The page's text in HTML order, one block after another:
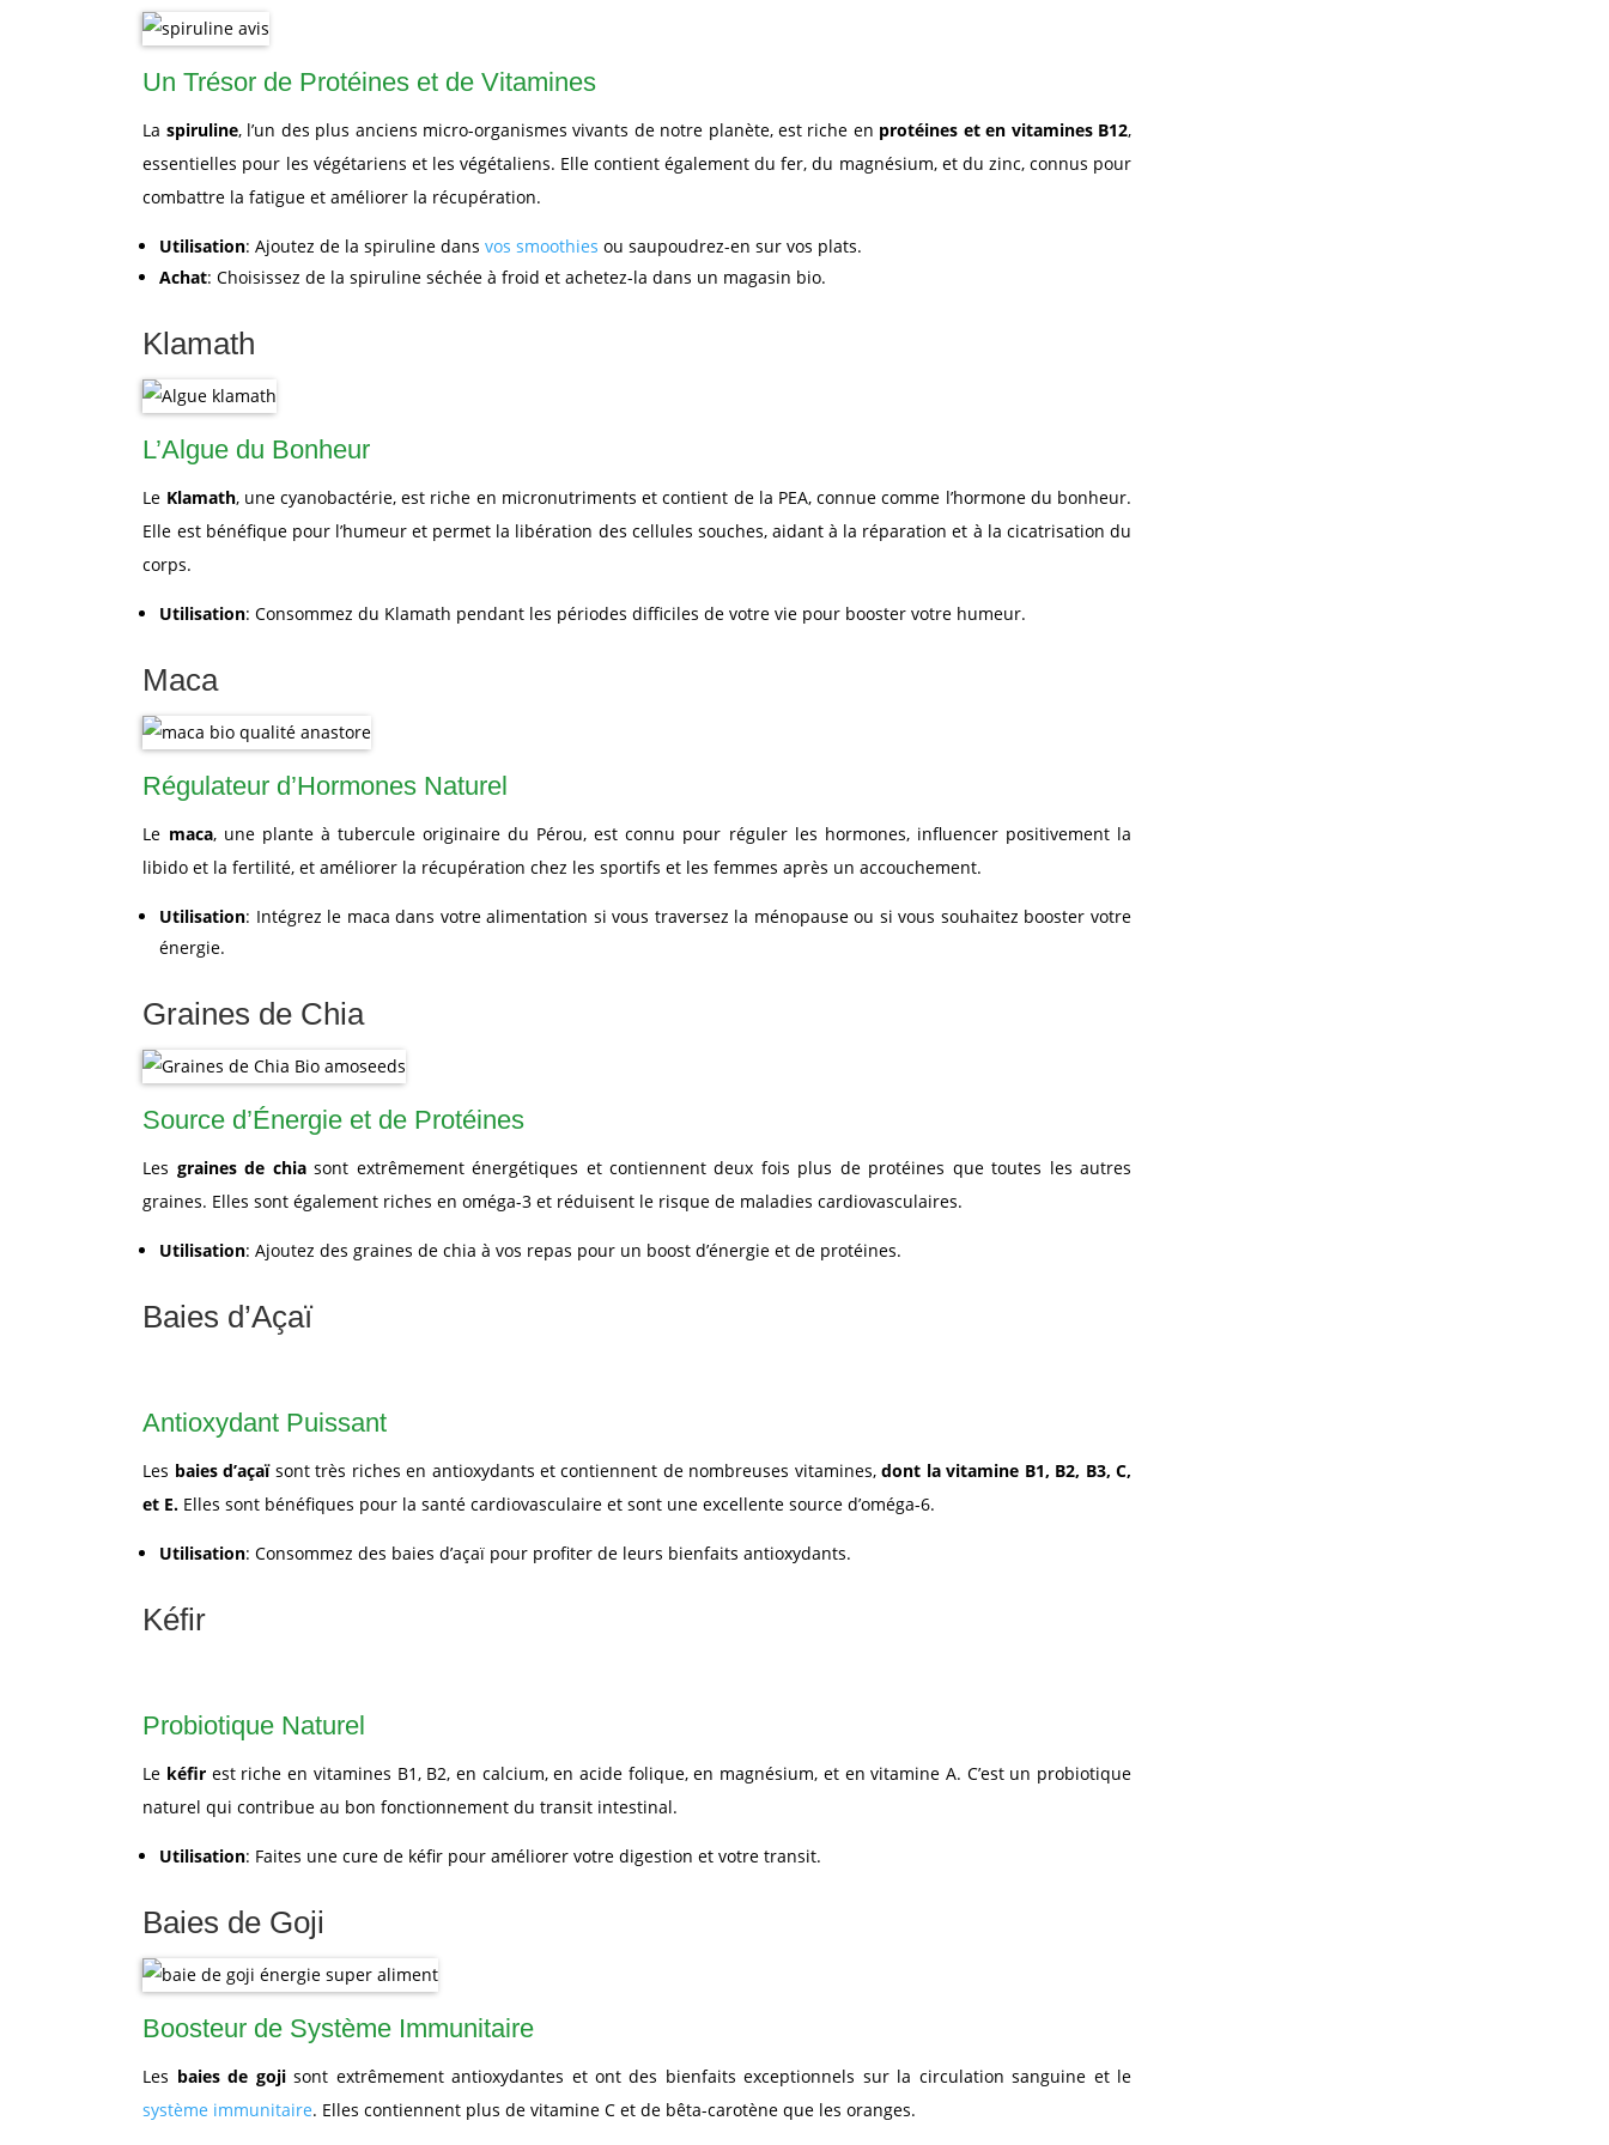
Un Trésor de Protéines et de Vitamines
La spiruline, l’un des plus anciens micro-organismes vivants de notre planète, est riche en protéines et en vitamines B12,
essentielles pour les végétariens et les végétaliens. Elle contient également du fer, du magnésium, et du zinc, connus pour
combattre la fatigue et améliorer la récupération.
Utilisation: Ajoutez de la spiruline dansvos smoothies ou saupoudrez-en sur vos plats.
Achat: Choisissez de la spiruline séchée à froid et achetez-la dans un magasin bio.
Klamath
L’Algue du Bonheur
Le Klamath, une cyanobactérie, est riche en micronutriments et contient de la PEA, connue comme l’hormone du bonheur.
Elle est bénéfique pour l’humeur et permet la libération des cellules souches, aidant à la réparation et à la cicatrisation du
corps.
Utilisation: Consommez du Klamath pendant les périodes difficiles de votre vie pour booster votre humeur.
Maca
Régulateur d’Hormones Naturel
Le maca, une plante à tubercule originaire du Pérou, est connu pour réguler les hormones, influencer positivement la
libido et la fertilité, et améliorer la récupération chez les sportifs et les femmes après un accouchement.
Utilisation: Intégrez le maca dans votre alimentation si vous traversez la ménopause ou si vous souhaitez booster votre
énergie.
Graines de Chia
Source d’Énergie et de Protéines
Les graines de chiasont extrêmement énergétiques et contiennent deux fois plus de protéines que toutes les autres
graines. Elles sont également riches en oméga-3 et réduisent le risque de maladies cardiovasculaires.
Utilisation: Ajoutez des graines de chia à vos repas pour un boost d’énergie et de protéines.
Baies d’Açaï
Antioxydant Puissant
Les baies d’açaïsont très riches en antioxydants et contiennent de nombreuses vitamines,dont la vitamine B1, B2, B3, C,
et E. Elles sont bénéfiques pour la santé cardiovasculaire et sont une excellente source d’oméga-6.
Utilisation: Consommez des baies d’açaï pour profiter de leurs bienfaits antioxydants.
Kéfir
Probiotique Naturel
Le kéfir est riche en vitamines B1, B2, en calcium, en acide folique, en magnésium, et en vitamine A. C’est un probiotique
naturel qui contribue au bon fonctionnement du transit intestinal.
Utilisation: Faites une cure de kéfir pour améliorer votre digestion et votre transit.
Baies de Goji
Boosteur de Système Immunitaire
Les baies de gojisont extrêmement antioxydantes et ont des bienfaits exceptionnels sur la circulation sanguine et le
système immunitaire. Elles contiennent plus de vitamine C et de bêta-carotène que les oranges.